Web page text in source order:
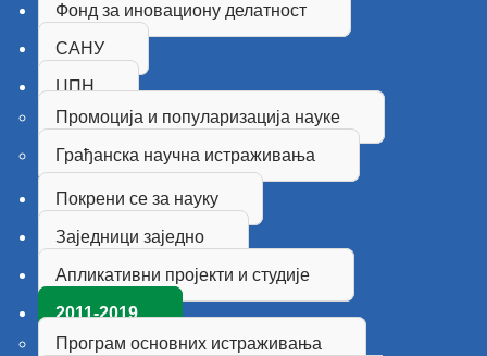
Фонд за иновациону делатност
САНУ
ЦПН
Промоција и популаризација науке
Грађанска научна истраживања
Покрени се за науку
Заједници заједно
Апликативни пројекти и студије
2011-2019
Програм основних истраживања